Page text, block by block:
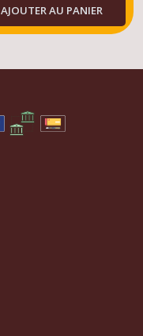
AJOUTER AU PANIER